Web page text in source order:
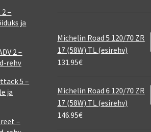
–
ja
2 –
rehv
5 –
ja
–
Michelin Road 5 120/70 ZR
17 (58W) TL (esirehv)
131.95€
Michelin Road 6 120/70 ZR
17 (58W) TL (esirehv)
146.95€